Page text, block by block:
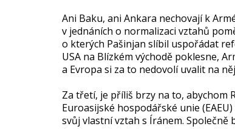
Ani Baku, ani Ankara nechovají k
v jednáních o normalizaci vztahů
o kterých Pašinjan slíbil uspořádat
USA na Blízkém východě poklesne,
a Evropa si za to nedovolí uvalit na
Za třetí, je příliš brzy na to, abychom
Euroasijské hospodářské unie
svůj vlastní vztah s Íránem.